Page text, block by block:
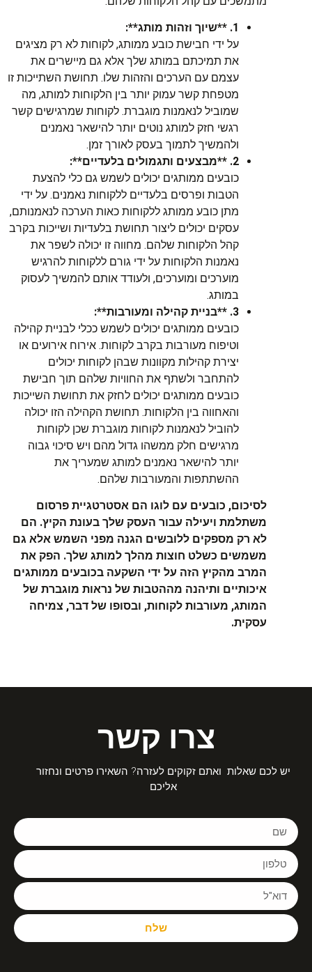
1. **שיוך וזהות מותג**:
על ידי חבישת כובע ממותג, לקוחות לא רק מציגים
את תמיכתם במותג שלך אלא גם מיישרים את
עצמם עם הערכים והזהות שלו. תחושת השתייכות זו
מטפחת קשר עמוק יותר בין הלקוחות למותג, מה
שמוביל לנאמנות מוגברת. לקוחות שמרגישים קשר
רגשי חזק למותג נוטים יותר להישאר נאמנים
ולהמשיך לתמוך בעסק לאורך זמן.
2. **מבצעים ותגמולים בלעדיים**:
כובעים ממותגים יכולים לשמש גם כלי להצעת
הטבות ופרסים בלעדיים ללקוחות נאמנים. על ידי
מתן כובע ממותג ללקוחות כאות הערכה לנאמנותם,
עסקים יכולים ליצור תחושת בלעדיות ושייכות בקרב
קהל הלקוחות שלהם. מחווה זו יכולה לשפר את
נאמנות הלקוחות על ידי גורם ללקוחות להרגיש
מוערכים ומוערכים, ולעודד אותם להמשיך לעסוק
במותג.
3. **בניית קהילה ומעורבות**:
כובעים ממותגים יכולים לשמש ככלי לבניית קהילה
וטיפוח מעורבות בקרב לקוחות. אירוח אירועים או
יצירת קהילות מקוונות שבהן לקוחות יכולים
להתחבר ולשתף את החוויות שלהם תוך חבישת
כובעים ממותגים יכולים לחזק את תחושת השייכות
והאחווה בין הלקוחות. תחושת הקהילה הזו יכולה
להוביל לנאמנות לקוחות מוגברת שכן לקוחות
מרגישים חלק ממשהו גדול מהם ויש סיכוי גבוה
יותר להישאר נאמנים למותג שמעריך את
ההשתתפות והמעורבות שלהם.
לסיכום, כובעים עם לוגו הם אסטרטגיית פרסום
משתלמת ויעילה עבור העסק שלך בעונת הקיץ. הם
לא רק מספקים ללובשים הגנה מפני השמש אלא גם
משמשים כשלט חוצות מהלך למותג שלך. הפק את
המרב מהקיץ הזה על ידי השקעה בכובעים ממותגים
איכותיים ותיהנה מההטבות של נראות מוגברת של
המותג, מעורבות לקוחות, ובסופו של דבר, צמיחה
עסקית.
צרו קשר
יש לכם שאלות ואתם זקוקים לעזרה? השאירו פרטים ונחזור
אליכם
שלח